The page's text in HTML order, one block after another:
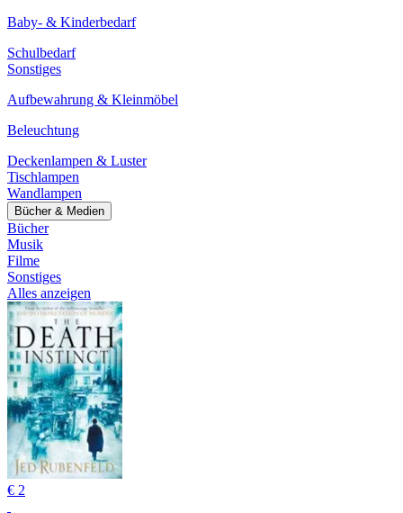
Baby- & Kinderbedarf
Schulbedarf
Sonstiges
Aufbewahrung & Kleinmöbel
Beleuchtung
Deckenlampen & Luster
Tischlampen
Wandlampen
Bücher & Medien
Bücher
Musik
Filme
Sonstiges
Alles anzeigen
€ 2